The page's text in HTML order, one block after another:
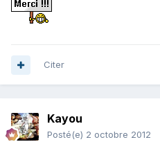
Citer
Kayou
Posté(e) 2 octobre 2012